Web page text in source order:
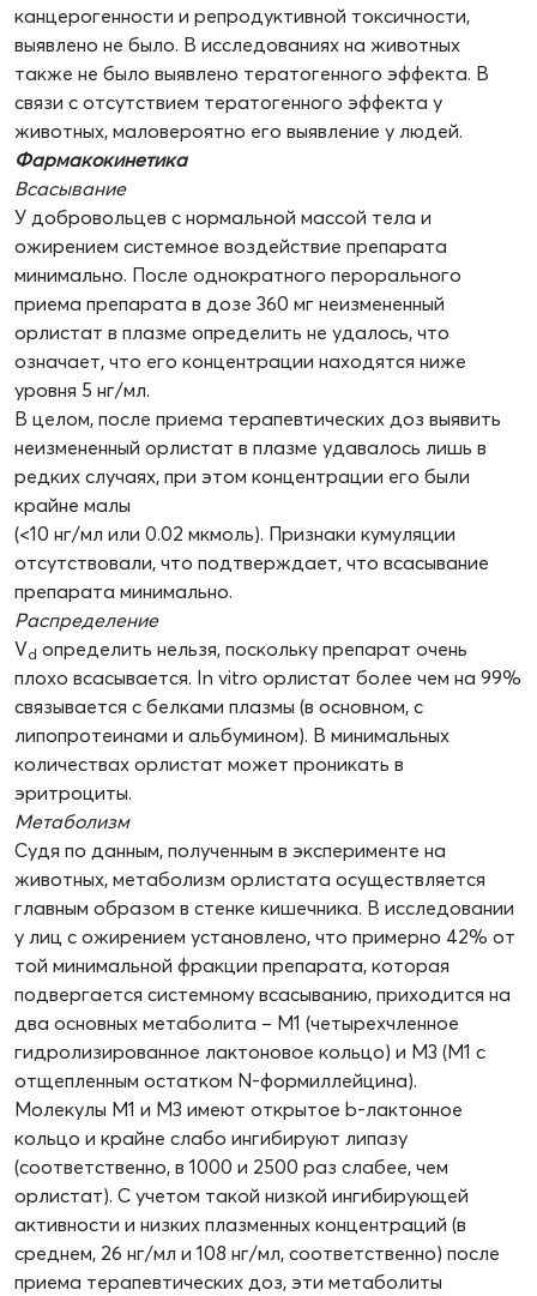
канцерогенности и репродуктивной токсичности,
выявлено не было. В исследованиях на животных
также не было выявлено тератогенного эффекта. В
связи с отсутствием тератогенного эффекта у
животных, маловероятно его выявление у людей.
Фармакокинетика
Всасывание
У добровольцев с нормальной массой тела и
ожирением системное воздействие препарата
минимально. После однократного перорального
приема препарата в дозе 360 мг неизмененный
орлистат в плазме определить не удалось, что
означает, что его концентрации находятся ниже
уровня 5 нг/мл.
В целом, после приема терапевтических доз выявить
неизмененный орлистат в плазме удавалось лишь в
редких случаях, при этом концентрации его были
крайне малы
(<10 нг/мл или 0.02 мкмоль). Признаки кумуляции
отсутствовали, что подтверждает, что всасывание
препарата минимально.
Распределение
Vd определить нельзя, поскольку препарат очень
плохо всасывается. In vitro орлистат более чем на 99%
связывается с белками плазмы (в основном, с
липопротеинами и альбумином). В минимальных
количествах орлистат может проникать в
эритроциты.
Метаболизм
Судя по данным, полученным в эксперименте на
животных, метаболизм орлистата осуществляется
главным образом в стенке кишечника. В исследовании
у лиц с ожирением установлено, что примерно 42% от
той минимальной фракции препарата, которая
подвергается системному всасыванию, приходится на
два основных метаболита – М1 (четырехчленное
гидролизированное лактоновое кольцо) и М3 (М1 с
отщепленным остатком N-формиллейцина).
Молекулы М1 и М3 имеют открытое b-лактонное
кольцо и крайне слабо ингибируют липазу
(соответственно, в 1000 и 2500 раз слабее, чем
орлистат). С учетом такой низкой ингибирующей
активности и низких плазменных концентраций (в
среднем, 26 нг/мл и 108 нг/мл, соответственно) после
приема терапевтических доз, эти метаболиты